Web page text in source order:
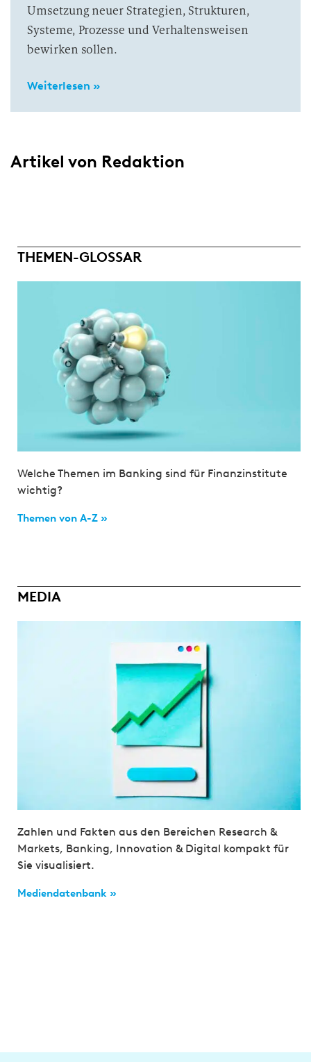
Umsetzung neuer Strategien, Strukturen,
Systeme, Prozesse und Verhaltensweisen
bewirken sollen.
Weiterlesen »
Artikel von Redaktion
THEMEN-GLOSSAR
Welche Themen im Banking sind für Finanzinstitute
wichtig?
Themen von A-Z »
MEDIA
Zahlen und Fakten aus den Bereichen Research &
Markets, Banking, Innovation & Digital kompakt für
Sie visualisiert.
Mediendatenbank »